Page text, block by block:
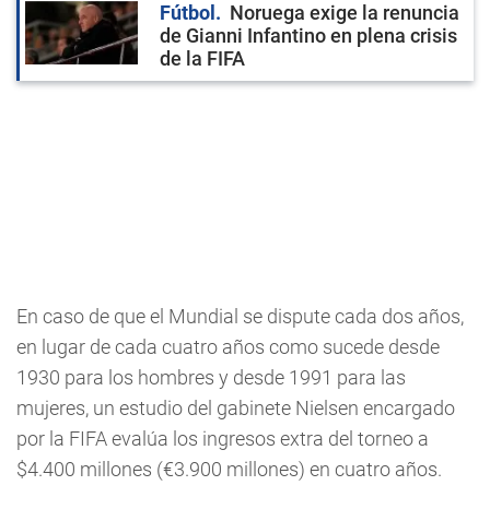
Fútbol
Noruega exige la renuncia
de Gianni Infantino en plena crisis
de la FIFA
En caso de que el Mundial se dispute cada dos años,
en lugar de cada cuatro años como sucede desde
1930 para los hombres y desde 1991 para las
mujeres, un estudio del gabinete Nielsen encargado
por la FIFA evalúa los ingresos extra del torneo a
$4.400 millones (€3.900 millones) en cuatro años.